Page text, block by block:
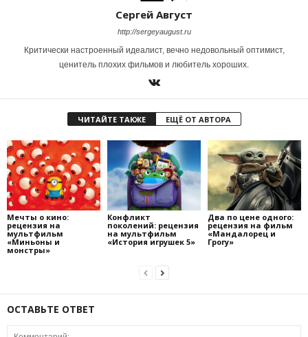
Сергей Август
http://sergeyaugust.ru
Критически настроенный идеалист, вечно недовольный оптимист,
ценитель плохих фильмов и любитель хороших.
ЧИТАЙТЕ ТАКЖЕ ЕЩЁ ОТ АВТОРА
Мечты о кино:
рецензия на
мультфильм
«Миньоны и
монстры»
Конфликт
поколений: рецензия
на мультфильм
«История игрушек 5»
Два по цене одного:
рецензия на фильм
«Мандалорец и
Грогу»
ОСТАВЬТЕ ОТВЕТ